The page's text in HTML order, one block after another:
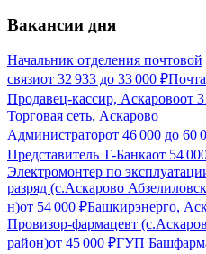
Вакансии дня
Начальник отделения почтовой
связиот 32 933 до 33 000 ₽
Продавец-кассир, Аскаровоот
Торговая сеть, Аскарово
Администраторот 46 000 до 60
Представитель Т-Банкаот 54
Электромонтер по
разряд (с.Аскарово
н)от 54 000 ₽Башкирэнерго,
Провизор-фармацевт
район)от 45 000 ₽ГУП